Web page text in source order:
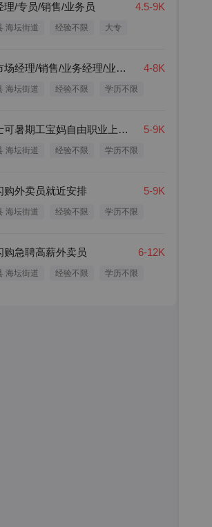
理/专员/销售/业务员 4.5-9K
海坛街道 经验不限 大专
片区市场经理/销售/业务经理/业务员 4-8K
海坛街道 经验不限 学历不限
蓝骑士可暑期工宝妈自由职业上班族 5-9K
海坛街道 经验不限 学历不限
购外卖员就近安排 5-9K
海坛街道 经验不限 学历不限
购急聘高薪外卖员 6-12K
海坛街道 经验不限 学历不限